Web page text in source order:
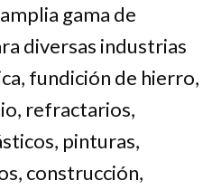
gama de
diversas industrias
fundición de hierro,
refractarios,
pinturas,
construcción,